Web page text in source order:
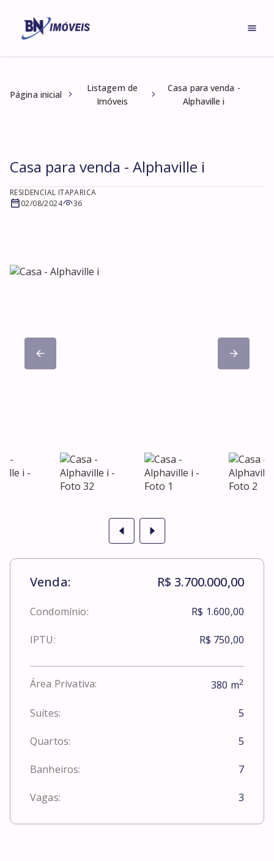
Página inicial
Listagem de
Imóveis
Casa para venda -
Alphaville i
Casa para venda - Alphaville i
RESIDENCIAL ITAPARICA
02/08/2024
36
Venda: R$ 3.700.000,00
Condomínio: R$ 1.600,00
IPTU: R$ 750,00
Área Privativa: 380 m2
Suítes: 5
Quartos: 5
Banheiros: 7
Vagas: 3